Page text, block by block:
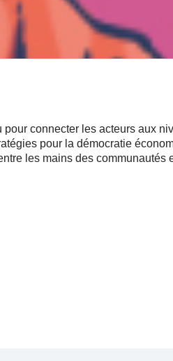
connecter les acteurs aux
pour la démocratie
les mains des communautés